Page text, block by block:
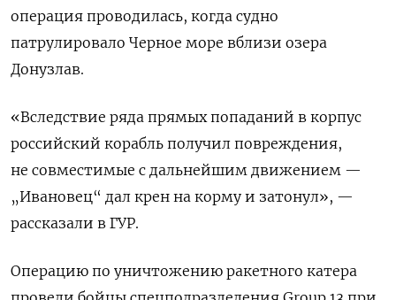
операция проводилась, когда судно
патрулировало Черное море вблизи озера
Донузлав.
«Вследствие ряда прямых попаданий в корпус
российский корабль получил повреждения,
не совместимые с дальнейшим движением —
„Ивановец“ дал крен на корму и затонул», —
рассказали в ГУР.
Операцию по уничтожению ракетного катера